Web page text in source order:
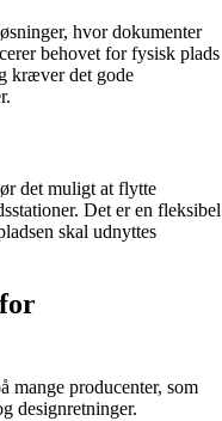
hvor dokumenter
behovet for fysisk plads
kræver det gode
det muligt at flytte
Det er en fleksibel
skal udnyttes
mange producenter, som
designretninger.